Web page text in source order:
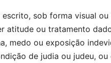
sob forma visual
atitude ou tratamento
medo ou exposição
de judia ou judeu, ou